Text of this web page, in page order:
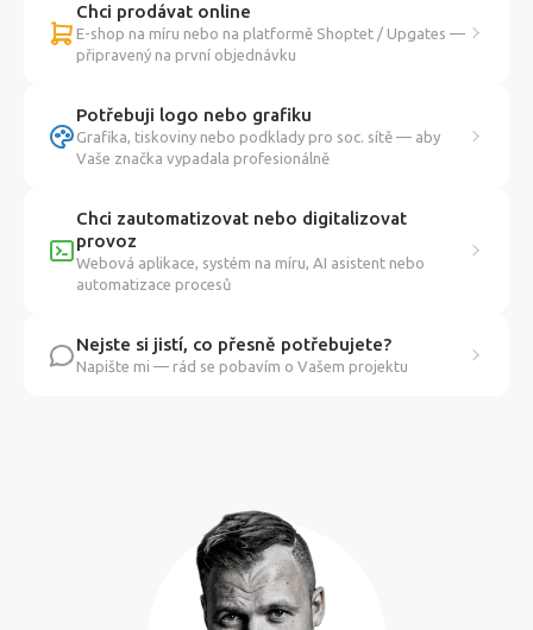
Chci prodávat online
E-shop na míru nebo na platformě Shoptet / Upgates —
připravený na první objednávku
Potřebuji logo nebo grafiku
Grafika, tiskoviny nebo podklady pro soc. sítě — aby
Vaše značka vypadala profesionálně
Chci zautomatizovat nebo digitalizovat
provoz
Webová aplikace, systém na míru, AI asistent nebo
automatizace procesů
Nejste si jistí, co přesně potřebujete?
Napište mi — rád se pobavím o Vašem projektu